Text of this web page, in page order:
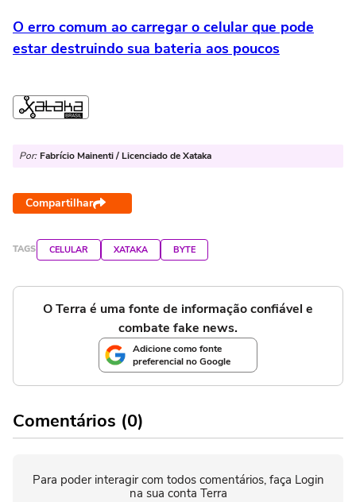
O erro comum ao carregar o celular que pode
estar destruindo sua bateria aos poucos
Por: Fabrício Mainenti / Licenciado de Xataka
Compartilhar
TAGS CELULAR XATAKA BYTE
O Terra é uma fonte de informação confiável e
combate fake news.
Adicione como fonte
preferencial no Google
Comentários (0)
Para poder interagir com todos comentários, faça Login
na sua conta Terra